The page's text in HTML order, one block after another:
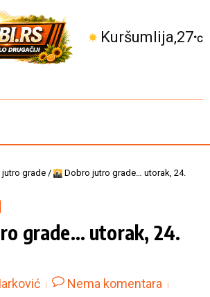
Kuršumlija 27°C
grade /
Dobro jutro grade… utorak, 24.
grade… utorak, 24.
Nema komentara